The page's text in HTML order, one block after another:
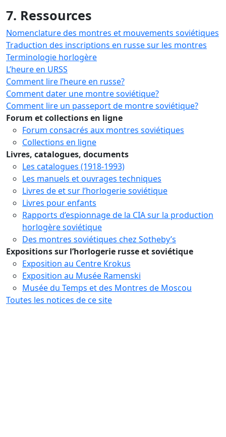
7. Ressources
Nomenclature des montres et mouvements soviétiques
Traduction des inscriptions en russe sur les montres
Terminologie horlogère
L’heure en URSS
Comment lire l’heure en russe?
Comment dater une montre soviétique?
Comment lire un passeport de montre soviétique?
Forum et collections en ligne
Forum consacrés aux montres soviétiques
Collections en ligne
Livres, catalogues, documents
Les catalogues (1918-1993)
Les manuels et ouvrages techniques
Livres de et sur l’horlogerie soviétique
Livres pour enfants
Rapports d’espionnage de la CIA sur la production
horlogère soviétique
Des montres soviétiques chez Sotheby’s
Expositions sur l’horlogerie russe et soviétique
Exposition au Centre Krokus
Exposition au Musée Ramenski
Musée du Temps et des Montres de Moscou
Toutes les notices de ce site